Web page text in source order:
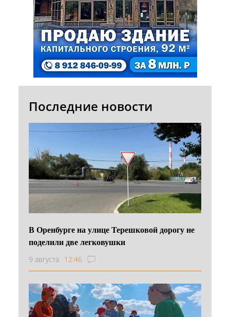
Последние новости
В Оренбурге на улице Терешковой дорогу не
поделили две легковушки
9 августа 12:46